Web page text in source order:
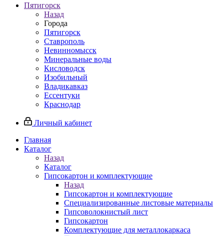
Пятигорск
Назад
Города
Пятигорск
Ставрополь
Невинномысск
Минеральные воды
Кисловодск
Изобильный
Владикавказ
Ессентуки
Краснодар
Личный кабинет
Главная
Каталог
Назад
Каталог
Гипсокартон и комплектующие
Назад
Гипсокартон и комплектующие
Специализированные листовые материалы
Гипсоволокнистый лист
Гипсокартон
Комплектующие для металлокаркаса